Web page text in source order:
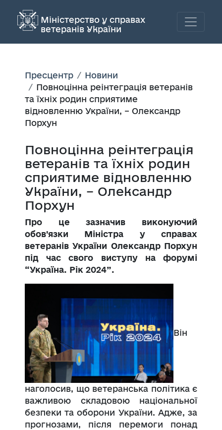
Міністерство у справах
ветеранів України
Пресцентр
Новини
Повноцінна реінтеграція ветеранів
та їхніх родин сприятиме
відновленню України, – Олександр
Порхун
Повноцінна реінтеграція
ветеранів та їхніх родин
сприятиме відновленню
України, – Олександр
Порхун
Про це зазначив виконуючий
обов'язки Міністра у справах
ветеранів України Олександр Порхун
під час свого виступу на форумі
“Україна. Рік 2024”.
Він
наголосив, що ветеранська політика є
важливою складовою національної
безпеки та оборони України. Адже, за
прогнозами, після перемоги понад